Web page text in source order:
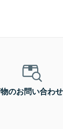
のお問い合わせ